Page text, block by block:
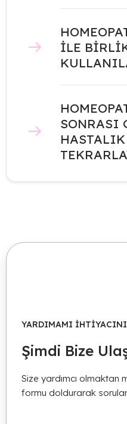
İLE
SONRASI
HASTALIK
YARDIMAMI
Şimdi Bize
Size yardımcı olmaktan
formu doldurarak